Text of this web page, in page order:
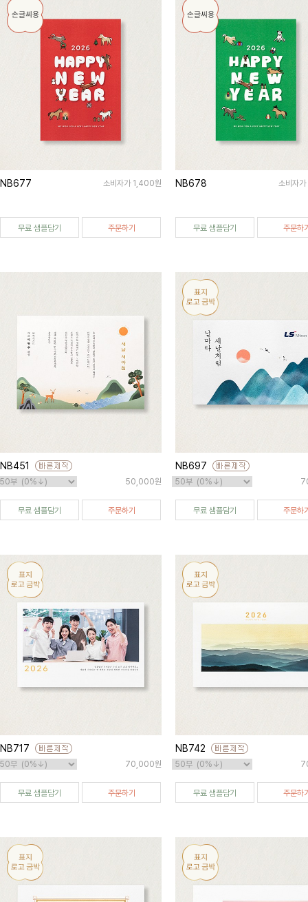
NB677 소비자가 1,400원
무료 샘플담기 주문하기
NB678 소비자
무료 샘플담기 주문하
NB451
50,000원
무료 샘플담기 주문하기
NB697
무료 샘플담기 주문하
NB717
70,000원
무료 샘플담기 주문하기
NB742
무료 샘플담기 주문하